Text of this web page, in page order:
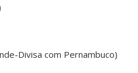
Divisa com Pernambuco)